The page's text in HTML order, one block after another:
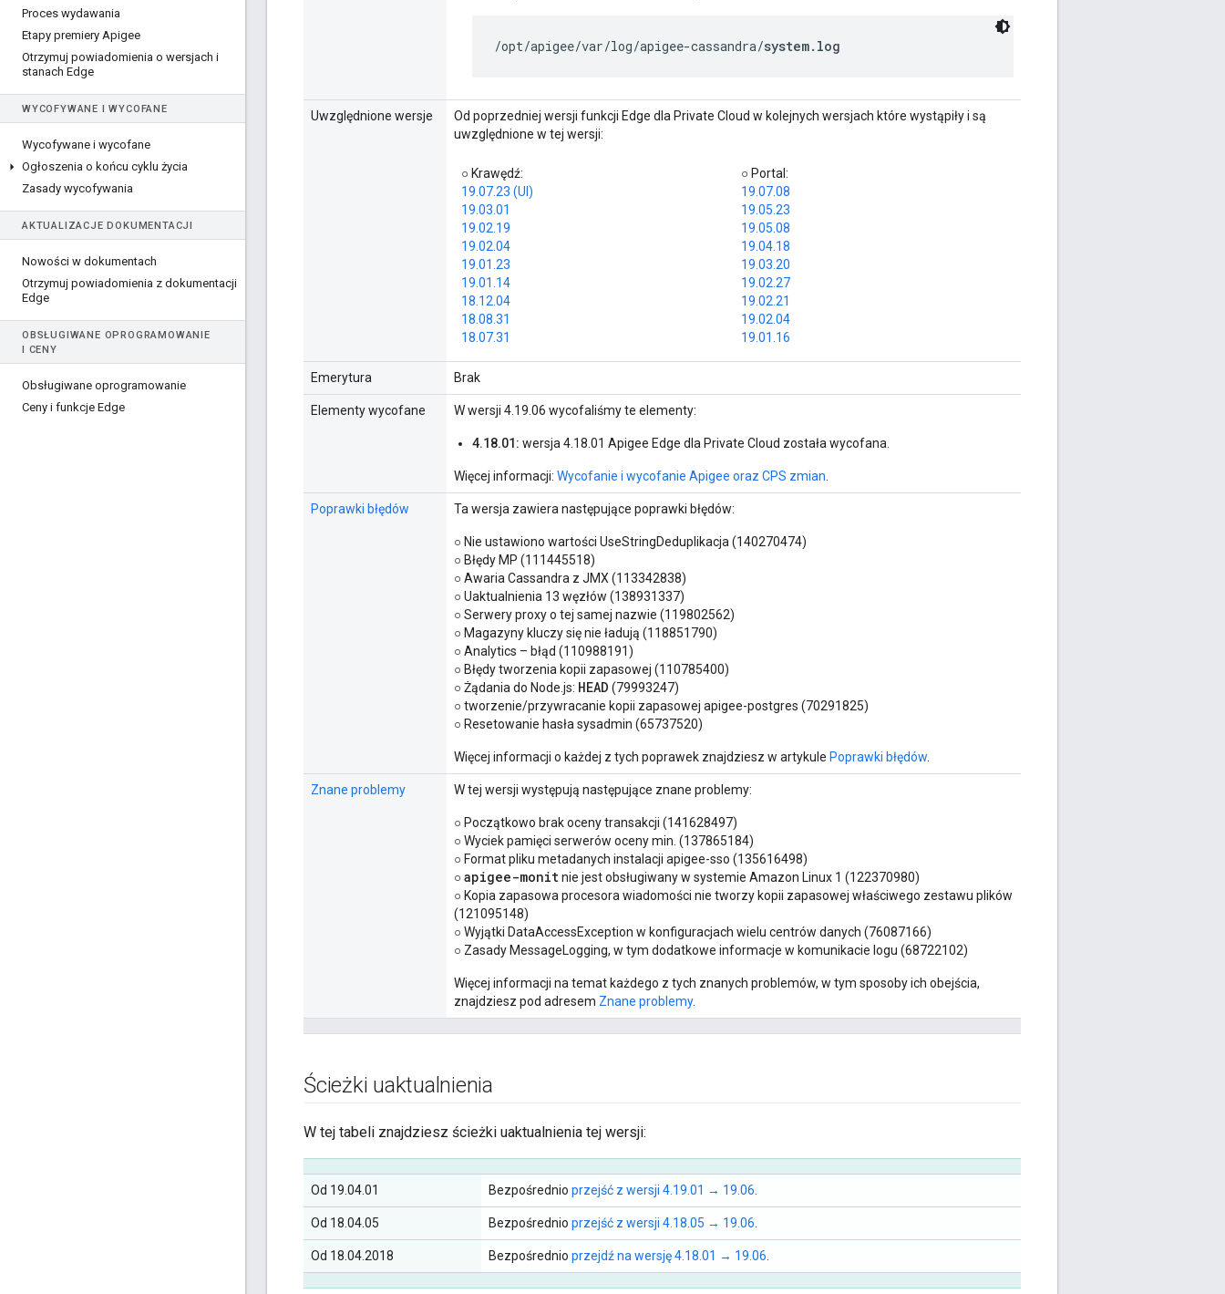
Proces wydawania
Etapy premiery Apigee
Otrzymuj powiadomienia o wersjach i
stanach Edge
WYCOFYWANE I WYCOFANE
Wycofywane i wycofane
Ogłoszenia o końcu cyklu życia
Zasady wycofywania
AKTUALIZACJE DOKUMENTACJI
Nowości w dokumentach
Otrzymuj powiadomienia z dokumentacji
Edge
OBSŁUGIWANE OPROGRAMOWANIE
I CENY
Obsługiwane oprogramowanie
Ceny i funkcje Edge
/opt/apigee/var/log/apigee-cassandra/system.log
Uwzględnione wersje
Od poprzedniej wersji funkcji Edge dla Private Cloud w kolejnych wersjach które wystąpiły i są
uwzględnione w tej wersji:
○ Krawędź:
19.07.23 (UI)
19.03.01
19.02.19
19.02.04
19.01.23
19.01.14
18.12.04
18.08.31
18.07.31
○ Portal:
19.07.08
19.05.23
19.05.08
19.04.18
19.03.20
19.02.27
19.02.21
19.02.04
19.01.16
Emerytura Brak
Elementy wycofane W wersji 4.19.06 wycofaliśmy te elementy:
4.18.01: wersja 4.18.01 Apigee Edge dla Private Cloud została wycofana.
Więcej informacji: Wycofanie i wycofanie Apigee oraz CPS zmian
Poprawki błędów Ta wersja zawiera następujące poprawki błędów:
○ Nie ustawiono wartości UseStringDeduplikacja (140270474)
○ Błędy MP (111445518)
○ Awaria Cassandra z JMX (113342838)
○ Uaktualnienia 13 węzłów (138931337)
○ Serwery proxy o tej samej nazwie (119802562)
○ Magazyny kluczy się nie ładują (118851790)
○ Analytics – błąd (110988191)
○ Błędy tworzenia kopii zapasowej (110785400)
○ Żądania do Node.js: HEAD (79993247)
○ tworzenie/przywracanie kopii zapasowej apigee-postgres (70291825)
○ Resetowanie hasła sysadmin (65737520)
Więcej informacji o każdej z tych poprawek znajdziesz w artykule Poprawki błędów
Znane problemy W tej wersji występują następujące znane problemy:
○ Początkowo brak oceny transakcji (141628497)
○ Wyciek pamięci serwerów oceny min. (137865184)
○ Format pliku metadanych instalacji apigee-sso (135616498)
○ apigee-monitnie jest obsługiwany w systemie Amazon Linux 1 (122370980)
○ Kopia zapasowa procesora wiadomości nie tworzy kopii zapasowej właściwego zestawu plików
(121095148)
○ Wyjątki DataAccessException w konfiguracjach wielu centrów danych (76087166)
○ Zasady MessageLogging, w tym dodatkowe informacje w komunikacie logu (68722102)
Więcej informacji na temat każdego z tych znanych problemów, w tym sposoby ich obejścia,
znajdziesz pod adresem Znane problemy.
Ścieżki uaktualnienia
W tej tabeli znajdziesz ścieżki uaktualnienia tej wersji:
Od 19.04.01 Bezpośrednio przejść z wersji 4.19.01 → 19.06
Od 18.04.05 Bezpośrednio przejść z wersji 4.18.05 → 19.06
Od 18.04.2018 Bezpośrednio przejdź na wersję 4.18.01 → 19.06